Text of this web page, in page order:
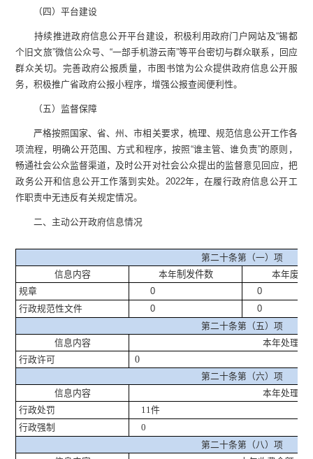
（四）平台建设
持续推进政府信息公开平台建设，积极利用政府门户网站及“锡都
个旧文旅”微信公众号、“一部手机游云南”等平台密切与群众联系，回应
群众关切。完善政府公报质量，市图书馆为公众提供政府信息公开服
务，积极推广省政府公报小程序，增强公报查阅便利性。
（五）监督保障
严格按照国家、省、州、市相关要求，梳理、规范信息公开工作各
项流程，明确公开范围、方式和程序，按照“谁主管、谁负责”的原则，
畅通社会公众监督渠道，及时公开对社会公众提出的监督意见回应，把
政务公开和信息公开工作落到实处。2022年，在履行政府信息公开工
作职责中无违反有关规定情况。
二、主动公开政府信息情况
第二十条第（一）项
信息内容
本年制发件数
本年废止
规章
0
0
行政规范性文件
0
0
第二十条第（五）项
信息内容
本年处理决
行政许可
0
第二十条第（六）项
信息内容
本年处理决
行政处罚
11件
行政强制
0
第二十条第（八）项